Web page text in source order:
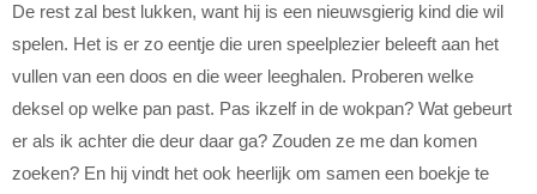
De rest zal best lukken, want hij is een nieuwsgierig kind die wil
spelen. Het is er zo eentje die uren speelplezier beleeft aan het
vullen van een doos en die weer leeghalen. Proberen welke
deksel op welke pan past. Pas ikzelf in de wokpan? Wat gebeurt
er als ik achter die deur daar ga? Zouden ze me dan komen
zoeken? En hij vindt het ook heerlijk om samen een boekje te